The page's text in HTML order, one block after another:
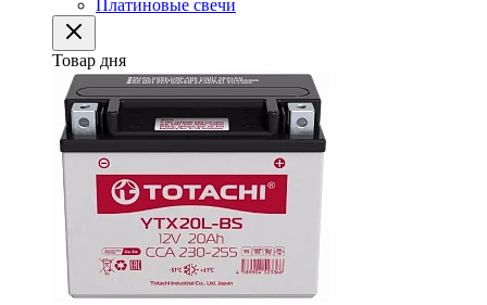
Платиновые свечи
Товар дня